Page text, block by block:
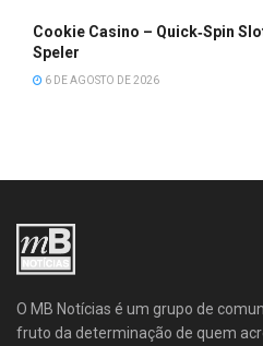
Cookie Casino – Quick‑Spin
Speler
6 DE AGOSTO DE 2026
O MB Notícias é um grupo de
fruto da determinação de quem